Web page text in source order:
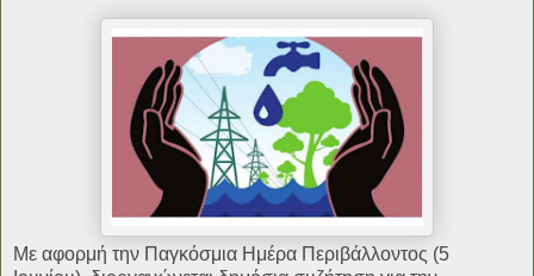
Με αφορμή την Παγκόσμια Ημέρα Περιβάλλοντος (5